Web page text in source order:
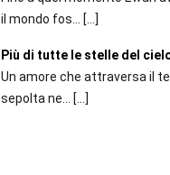
il mondo fos...
[…]
Più di tutte le stelle del
Un amore che attraversa il
sepolta ne... […]